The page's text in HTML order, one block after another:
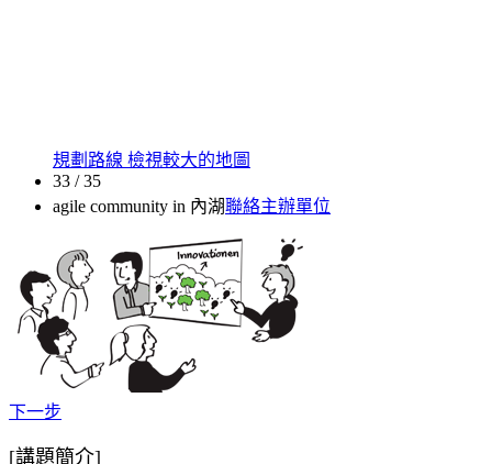
規劃路線 檢視較大的地圖
33 / 35
agile community in 內湖聯絡主辦單位
下一步
[講題簡介]